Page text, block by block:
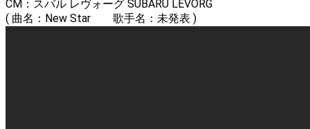
CM：スバル レヴォーグ SUBARU LEVORG
( 曲名：New Star 歌手名：未発表 )